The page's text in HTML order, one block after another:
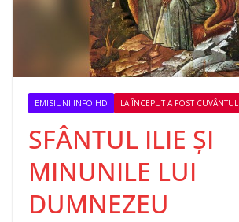
EMISIUNI INFO HD LA ÎNCEPUT A FOST CUVÂNTUL
SFÂNTUL ILIE ȘI
MINUNILE LUI
DUMNEZEU